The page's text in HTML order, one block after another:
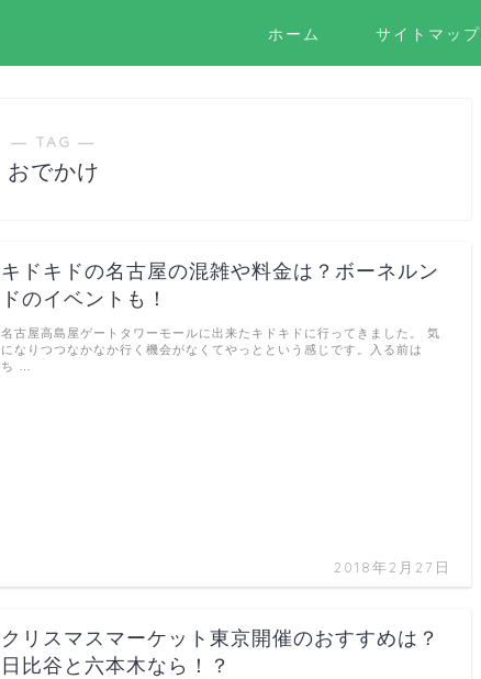
ホーム サイトマップ
― TAG ―
おでかけ
キドキドの名古屋の混雑や料金は？ボーネルン
ドのイベントも！
2018年2月27日
名古屋高島屋ゲートタワーモールに出来たキドキドに行ってきました。 気
になりつつなかなか行く機会がなくてやっとという感じです。入る前は
ち …
クリスマスマーケット東京開催のおすすめは？
日比谷と六本木なら！？